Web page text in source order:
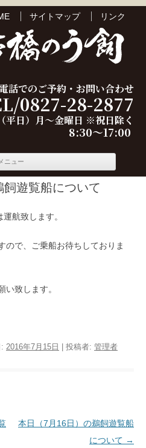
サイトマップ リンク
話でのご予約・お問い合わせ
0827-28-2877
（平日）月～金曜日 ※祝日除く
8:30～17:00
メニュー
遊覧船について
航致します。
ので、ご乗船お待ちしておりま
い致します。
2016年7月15日 投稿者: 管理者
本日（7月16日）の鵜飼遊覧船
について →